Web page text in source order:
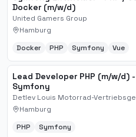
Docker (m/w/d)
United Gamers Group
Hamburg
Docker PHP Symfony Vue
Lead Developer PHP (m/w/d)
Symfony
Hamburg
PHP Symfony